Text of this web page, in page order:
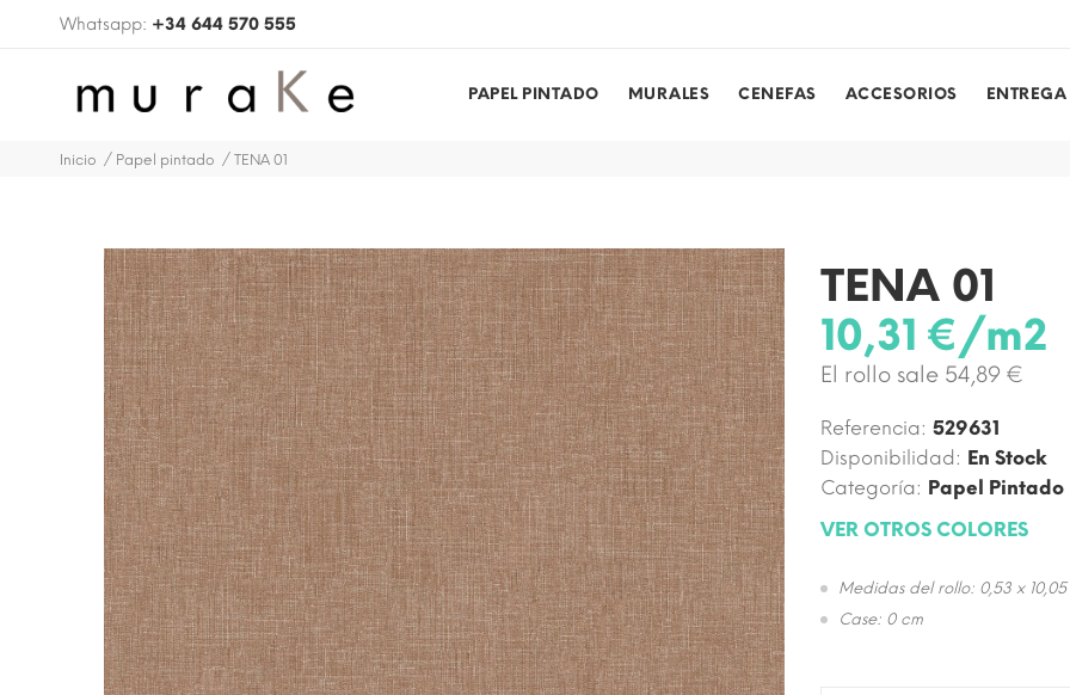
Whatsapp: +34 644 570 555
PAPEL PINTADO MURALES CENEFAS ACCESORIOS
Inicio Papel pintado TENA 01
TENA 01
10,31 €/m2
El rollo sale 54,89 €
Referencia: 529631
Disponibilidad: En Stock
Categoría: Papel Pintado
VER OTROS COLORES
Medidas del rollo: 0,53 x 10,05
Case: 0 cm